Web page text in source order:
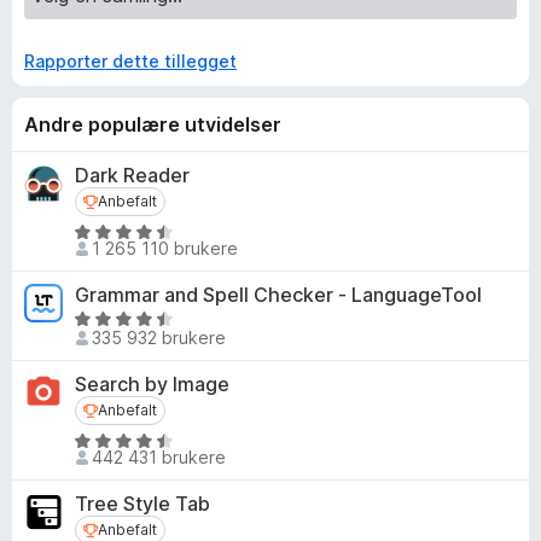
Rapporter dette tillegget
Andre populære utvidelser
Dark Reader
Anbefalt
Anbefalt
V
u
r
d
e
t
t
i
l
1 265 110 brukere
Grammar and Spell Checker - LanguageTool
V
u
r
d
e
r
t
i
335 932 brukere
Search by Image
Anbefalt
Anbefalt
V
u
r
d
442 431 brukere
Tree Style Tab
Anbefalt
Anbefalt